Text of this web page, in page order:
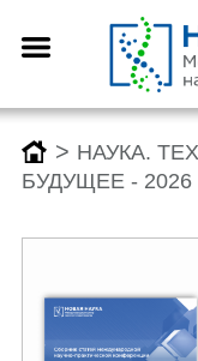
Назад
О центре
Как оформить
статью для
Назад
Заявка
конференцию
Назад
Заявка на
монографии
Назад
Конкурсы
Заявка
конкурс
> НАУКА.
БУДУЩЕЕ - 2026